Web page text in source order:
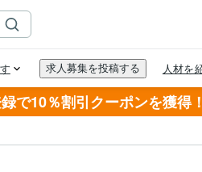
で10％割引クーポンを獲得！